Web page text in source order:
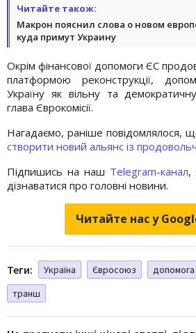
Читайте також:
Макрон пояснил слова о новом
куда примут Украину
Окрім фінансової допомоги ЄС
платформою реконструкції,
Україну як вільну та
глава Єврокомісії.
Нагадаємо, раніше повідомлялося,
створити новий альянс із
Підпишись на наш Telegram-канал,
дізнаватися про головні новини.
Читайте нас у
Теги: Україна Євросоюз допомога
транш